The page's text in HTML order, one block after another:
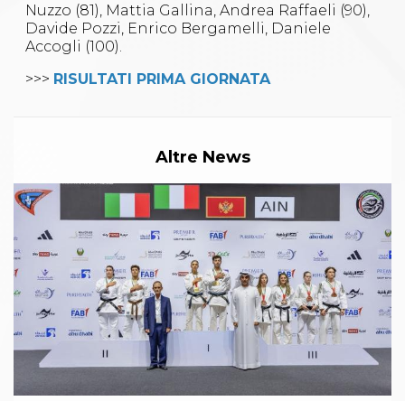
Nuzzo (81), Mattia Gallina, Andrea Raffaeli (90),
Davide Pozzi, Enrico Bergamelli, Daniele
Accogli (100).
>>> RISULTATI PRIMA GIORNATA
Altre News